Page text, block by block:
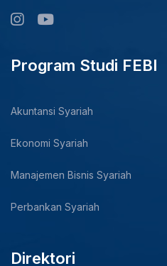
Program Studi FEBI
Akuntansi Syariah
Ekonomi Syariah
Manajemen Bisnis Syariah
Perbankan Syariah
Direktori